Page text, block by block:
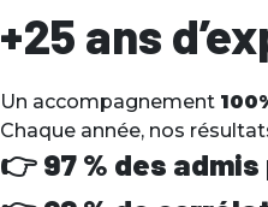
+25 ans
Un accompagnement
Chaque année, nos
👉 97 % des